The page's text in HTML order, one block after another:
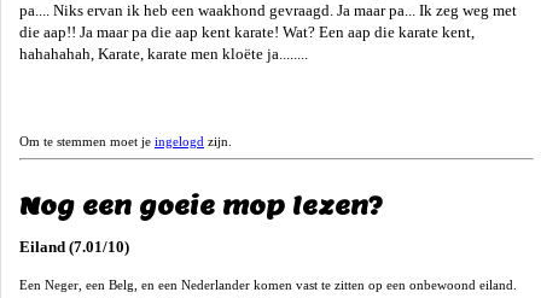
pa.... Niks ervan ik heb een waakhond gevraagd. Ja maar pa... Ik zeg weg met
die aap!! Ja maar pa die aap kent karate! Wat? Een aap die karate kent,
hahahahah, Karate, karate men kloëte ja........
Om te stemmen moet je ingelogd zijn.
Nog een goeie mop lezen?
Eiland (7.01/10)
Een Neger, een Belg, en een Nederlander komen vast te zitten op een onbewoond eiland.